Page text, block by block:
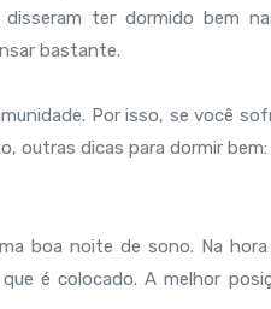
ter dormido bem
bastante.
Por isso, se você
outras dicas para dormir bem:
boa noite de sono. Na hora
é colocado. A melhor